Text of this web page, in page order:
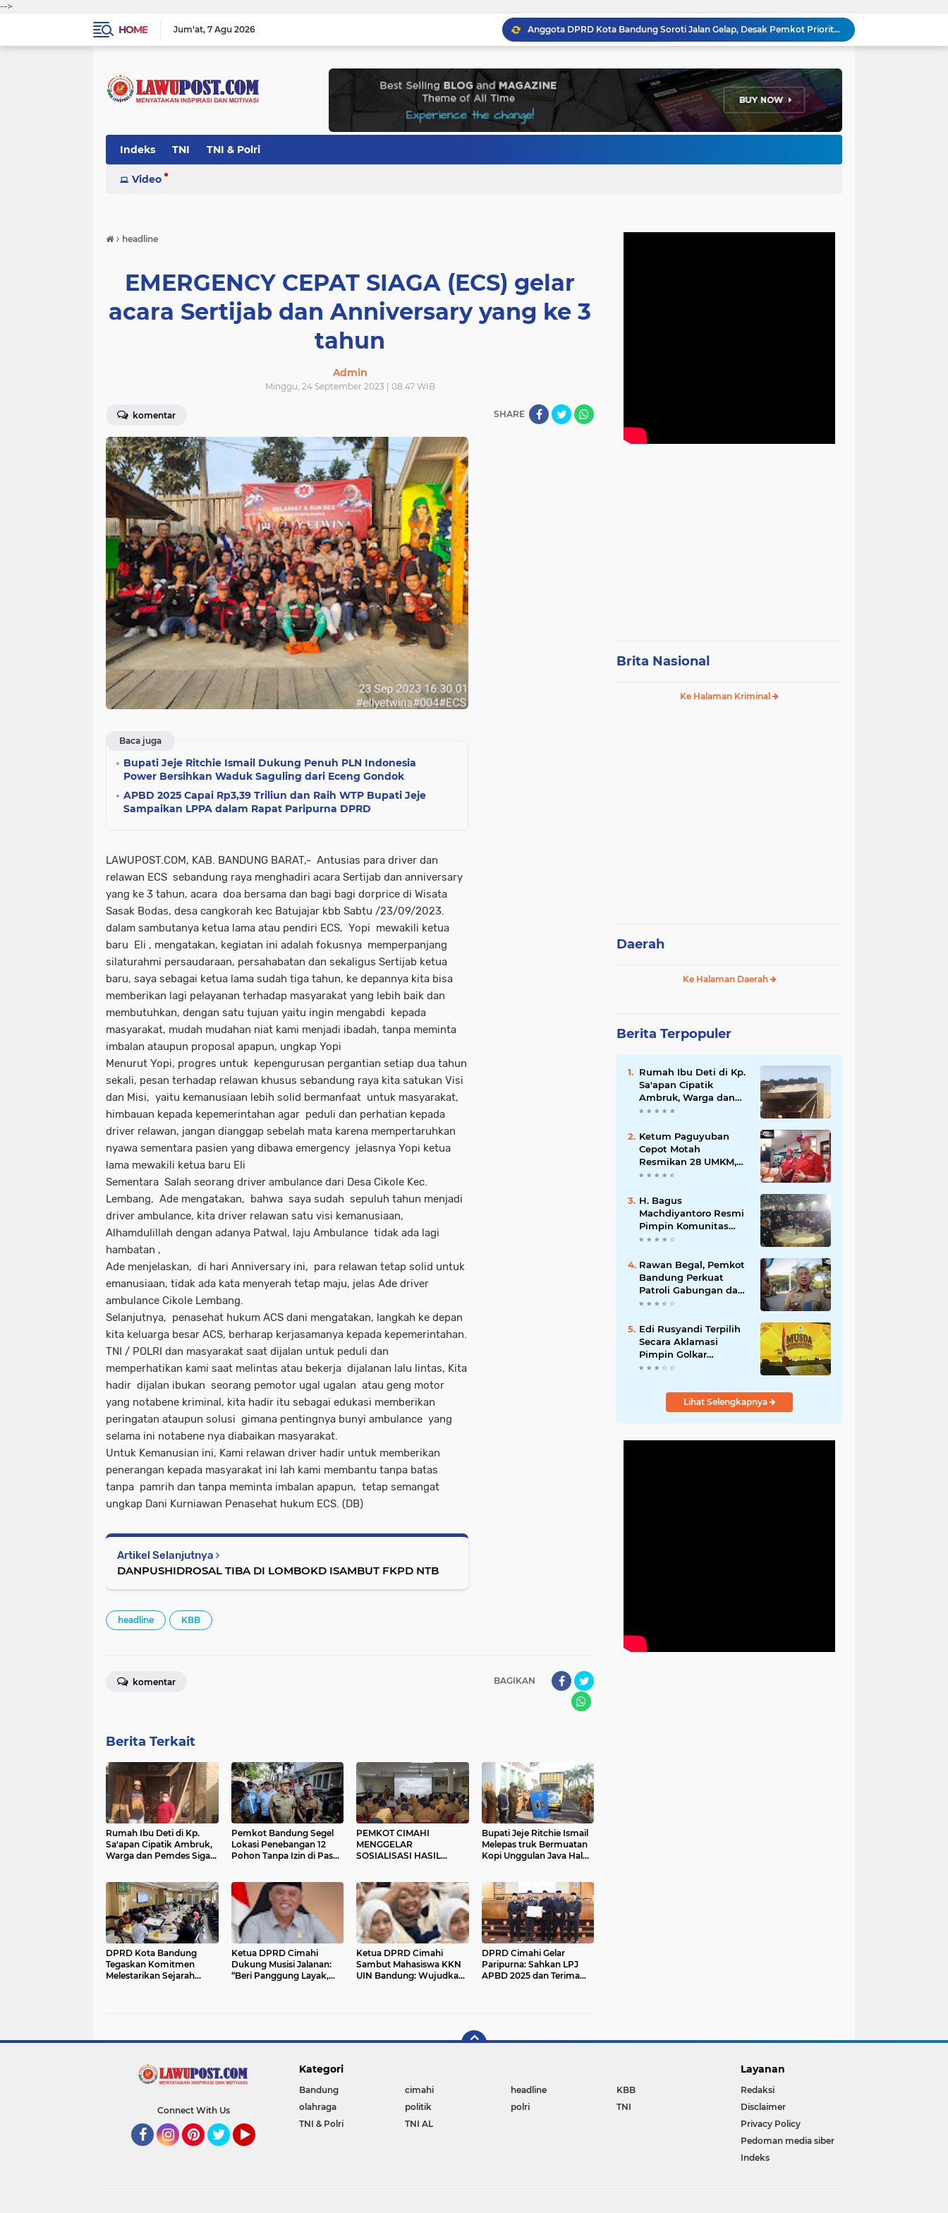
-->
HOME
Jum'at 7 Agu 2026
Anggota DPRD Kota Bandung Soroti Jalan Gelap, Desak Pemkot Prioritaskan Pembenahan PJU
Pemkot Bandung Gandeng Big Bad Wolf Hadirkan Festival Literasi Pages and Plates
Program Gaslah Kota Bandung Raih Apresiasi Pemerintah Pusat, Pengolahan Sampah Capai 30 Persen
Indeks TNI TNI & Polri
Video
› headline
EMERGENCY CEPAT SIAGA (ECS) gelar
acara Sertijab dan Anniversary yang ke 3
tahun
Admin
Minggu, 24 September 2023 | 08.47 WIB
komentar SHARE
Baca juga
Bupati Jeje Ritchie Ismail Dukung Penuh PLN Indonesia
Power Bersihkan Waduk Saguling dari Eceng Gondok
APBD 2025 Capai Rp3,39 Triliun dan Raih WTP Bupati Jeje
Sampaikan LPPA dalam Rapat Paripurna DPRD
LAWUPOST.COM, KAB. BANDUNG BARAT,- Antusias para driver dan
relawan ECS sebandung raya menghadiri acara Sertijab dan anniversary
yang ke 3 tahun, acara doa bersama dan bagi bagi dorprice di Wisata
Sasak Bodas, desa cangkorah kec Batujajar kbb Sabtu /23/09/2023.
dalam sambutanya ketua lama atau pendiri ECS, Yopi mewakili ketua
baru Eli , mengatakan, kegiatan ini adalah fokusnya memperpanjang
silaturahmi persaudaraan, persahabatan dan sekaligus Sertijab ketua
baru, saya sebagai ketua lama sudah tiga tahun, ke depannya kita bisa
memberikan lagi pelayanan terhadap masyarakat yang lebih baik dan
membutuhkan, dengan satu tujuan yaitu ingin mengabdi kepada
masyarakat, mudah mudahan niat kami menjadi ibadah, tanpa meminta
imbalan ataupun proposal apapun, ungkap Yopi
Menurut Yopi, progres untuk kepengurusan pergantian setiap dua tahun
sekali, pesan terhadap relawan khusus sebandung raya kita satukan Visi
dan Misi, yaitu kemanusiaan lebih solid bermanfaat untuk masyarakat,
himbauan kepada kepemerintahan agar peduli dan perhatian kepada
driver relawan, jangan dianggap sebelah mata karena mempertaruhkan
nyawa sementara pasien yang dibawa emergency jelasnya Yopi ketua
lama mewakili ketua baru Eli
Sementara Salah seorang driver ambulance dari Desa Cikole Kec.
Lembang, Ade mengatakan, bahwa saya sudah sepuluh tahun menjadi
driver ambulance, kita driver relawan satu visi kemanusiaan,
Alhamdulillah dengan adanya Patwal, laju Ambulance tidak ada lagi
hambatan ,
Ade menjelaskan, di hari Anniversary ini, para relawan tetap solid untuk
emanusiaan, tidak ada kata menyerah tetap maju, jelas Ade driver
ambulance Cikole Lembang.
Selanjutnya, penasehat hukum ACS dani mengatakan, langkah ke depan
kita keluarga besar ACS, berharap kerjasamanya kepada kepemerintahan.
TNI / POLRI dan masyarakat saat dijalan untuk peduli dan
memperhatikan kami saat melintas atau bekerja dijalanan lalu lintas, Kita
hadir dijalan ibukan seorang pemotor ugal ugalan atau geng motor
yang notabene kriminal, kita hadir itu sebagai edukasi memberikan
peringatan ataupun solusi gimana pentingnya bunyi ambulance yang
selama ini notabene nya diabaikan masyarakat.
Untuk Kemanusian ini, Kami relawan driver hadir untuk memberikan
penerangan kepada masyarakat ini lah kami membantu tanpa batas
tanpa pamrih dan tanpa meminta imbalan apapun, tetap semangat
ungkap Dani Kurniawan Penasehat hukum ECS. (DB)
Artikel Selanjutnya
DANPUSHIDROSAL TIBA DI LOMBOKD ISAMBUT FKPD NTB
headline KBB
BAGIKAN
komentar
Berita Terkait
Rumah Ibu Deti di Kp.
Sa'apan Cipatik Ambruk,
Warga dan Pemdes Sigap
Pemkot Bandung Segel
Lokasi Penebangan 12
Pohon Tanpa Izin di Pasar
PEMKOT CIMAHI
MENGGELAR
SOSIALISASI HASIL
Bupati Jeje Ritchie Ismail
Melepas truk Bermuatan
Kopi Unggulan Java Halu
DPRD Kota Bandung
Tegaskan Komitmen
Melestarikan Sejarah
Ketua DPRD Cimahi
Dukung Musisi Jalanan:
“Beri Panggung Layak,
Ketua DPRD Cimahi
Sambut Mahasiswa KKN
UIN Bandung: Wujudkan
DPRD Cimahi Gelar
Paripurna: Sahkan LPJ
APBD 2025 dan Terima
Brita Nasional
Ke Halaman Kriminal
Daerah
Ke Halaman Daerah
Berita Terpopuler
Rumah Ibu Deti di Kp.
Sa'apan Cipatik
Ambruk, Warga dan
Pemdes Sigap Bantu
Ketum Paguyuban
Cepot Motah
Resmikan 28 UMKM,
Siap Gelar Festival
Jalan Braga
H. Bagus
Machdiyantoro Resmi
Pimpin Komunitas
BBC Periode 2026–
Solidaritas dan
Hadirkan Program
Nyata untuk
Masyarakat
Rawan Begal, Pemkot
Bandung Perkuat
Patroli Gabungan dan
Pengawasan Digital
Edi Rusyandi Terpilih
Secara Aklamasi
Pimpin Golkar
Bandung Barat,
Kepemimpinan
Harmonis "TurunLihat Selengkapnya
Connect With Us
Kategori
Bandung cimahi headline
KBB
olahraga
politik polri
TNI
TNI & Polri
TNI AL
Layanan
Redaksi
Disclaimer
Privacy Policy
Pedoman media siber
Indeks